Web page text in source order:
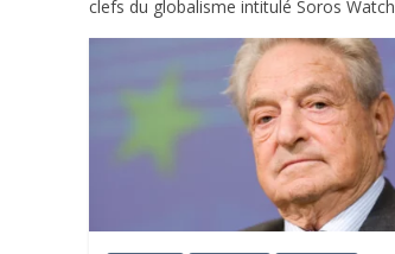
clefs du globalisme intitulé Soros Watch